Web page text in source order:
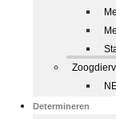
Determineren